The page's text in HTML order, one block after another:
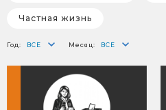
Частная жизнь
Год: Месяц: